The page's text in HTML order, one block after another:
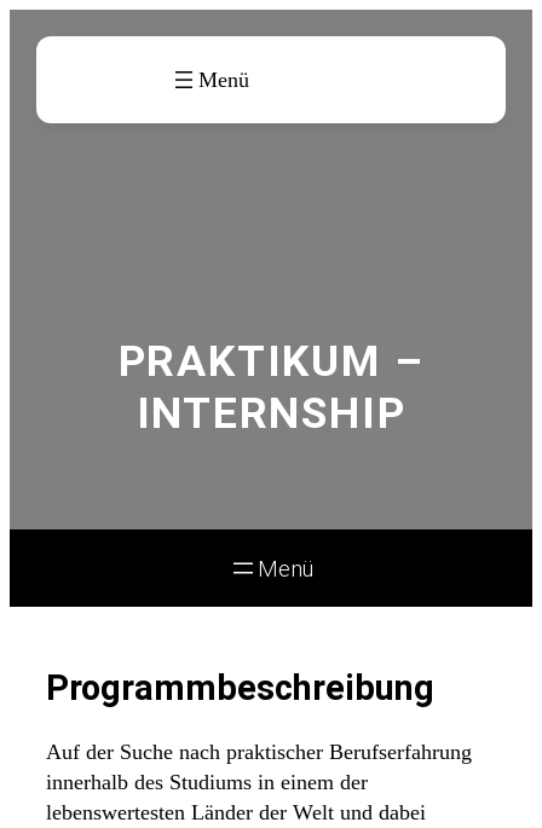
Inhalt
PRAKTIKUM –
INTERNSHIP
Programmbeschreibung
Auf der Suche nach praktischer Berufserfahrung
innerhalb des Studiums in einem der
lebenswertesten Länder der Welt und dabei